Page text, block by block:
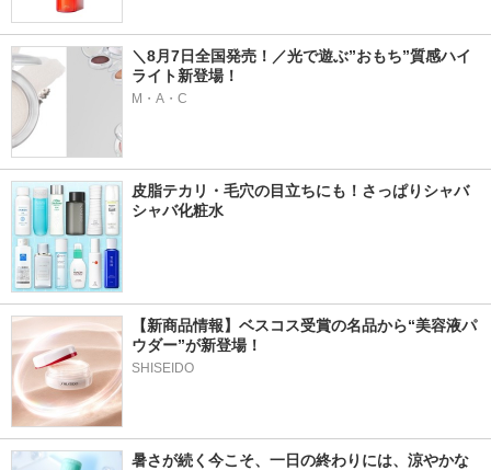
＼8月7日全国発売！／光で遊ぶ”おもち”質感ハイ
ライト新登場！
M・A・C
皮脂テカリ・毛穴の目立ちにも！さっぱりシャバ
シャバ化粧水
【新商品情報】ベスコス受賞の名品から“美容液パ
ウダー”が新登場！
SHISEIDO
暑さが続く今こそ、一日の終わりには、涼やかな